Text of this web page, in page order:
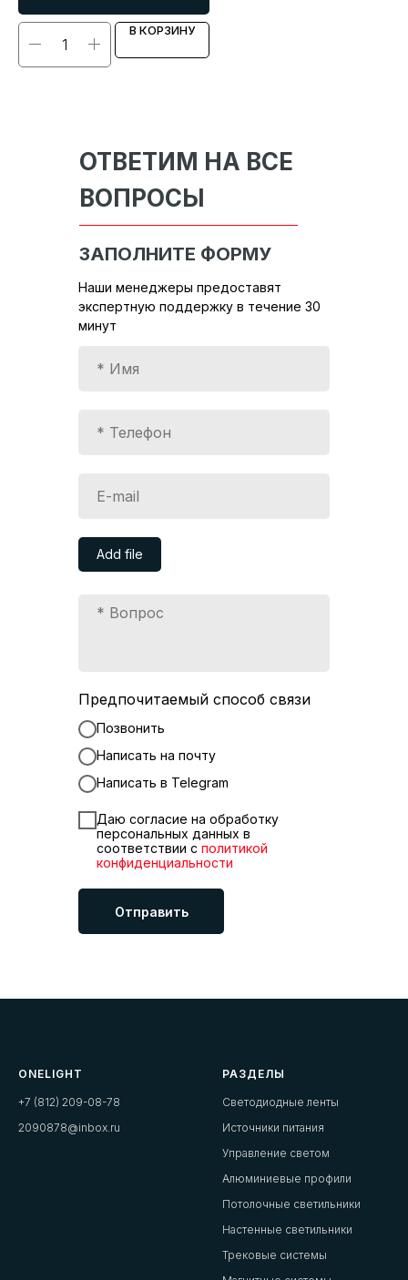
В КОРЗИНУ
Add file
Предпочитаемый способ связи
Позвонить
Написать на почту
Написать в Telegram
Даю согласие на обработку
персональных данных в
соответствии с политикой
конфиденциальности
Отправить
ОТВЕТИМ НА ВСЕ
ВОПРОСЫ
Наши менеджеры предоставят
экспертную поддержку в течение 30
минут
ЗАПОЛНИТЕ ФОРМУ
ONELIGHT
+7 (812) 209-08-78
2090878@inbox.ru
РАЗДЕЛЫ
Светодиодные ленты
Источники питания
Управление светом
Алюминиевые профили
Потолочные светильники
Настенные светильники
Трековые системы